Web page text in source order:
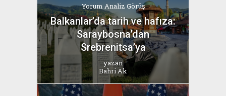
Yorum Analiz Görüş
Balkanlar’da tarih ve hafıza:
Saraybosna’dan
Srebrenitsa’ya
yazan
Bahri Ak